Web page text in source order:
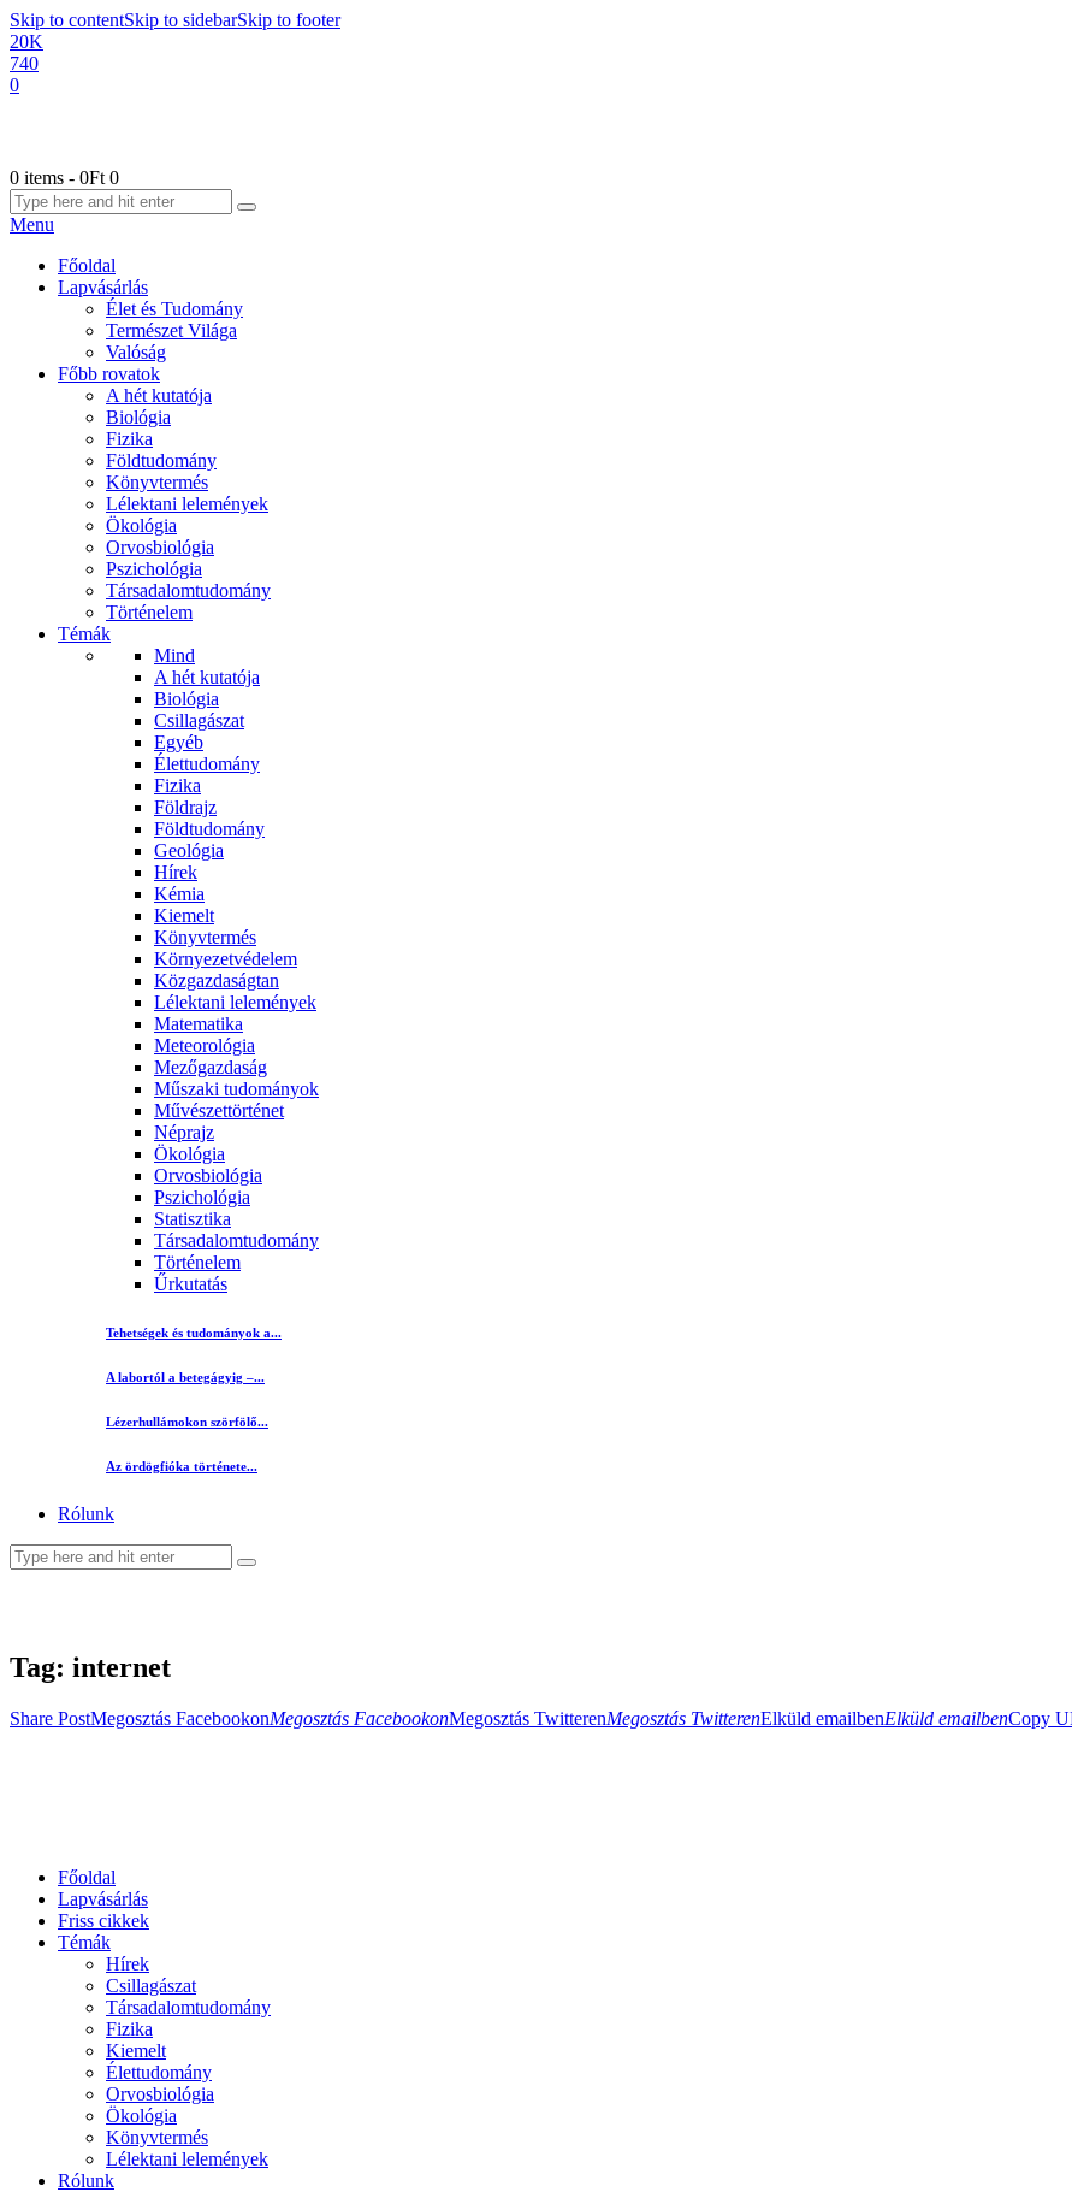
Skip to contentSkip to sidebarSkip to footer
20K
740
0
0 items - 0Ft 0
Menu
Főoldal
Lapvásárlás
Élet és Tudomány
Természet Világa
Valóság
Főbb rovatok
A hét kutatója
Biológia
Fizika
Földtudomány
Könyvtermés
Lélektani lelemények
Ökológia
Orvosbiológia
Pszichológia
Társadalomtudomány
Történelem
Témák
Mind
A hét kutatója
Biológia
Csillagászat
Egyéb
Élettudomány
Fizika
Földrajz
Földtudomány
Geológia
Hírek
Kémia
Kiemelt
Könyvtermés
Környezetvédelem
Közgazdaságtan
Lélektani lelemények
Matematika
Meteorológia
Mezőgazdaság
Műszaki tudományok
Művészettörténet
Néprajz
Ökológia
Orvosbiológia
Pszichológia
Statisztika
Társadalomtudomány
Történelem
Űrkutatás
Tehetségek és tudományok a...
A labortól a betegágyig –...
Lézerhullámokon szörfölő...
Az ördögfióka története...
Rólunk
Tag: internet
Share PostMegosztás FacebookonMegosztás FacebookonMegosztás TwitterenMegosztás TwitterenElküld emailbenElküld emailbenCopy
Főoldal
Lapvásárlás
Friss cikkek
Témák
Hírek
Csillagászat
Társadalomtudomány
Fizika
Kiemelt
Élettudomány
Orvosbiológia
Ökológia
Könyvtermés
Lélektani lelemények
Rólunk